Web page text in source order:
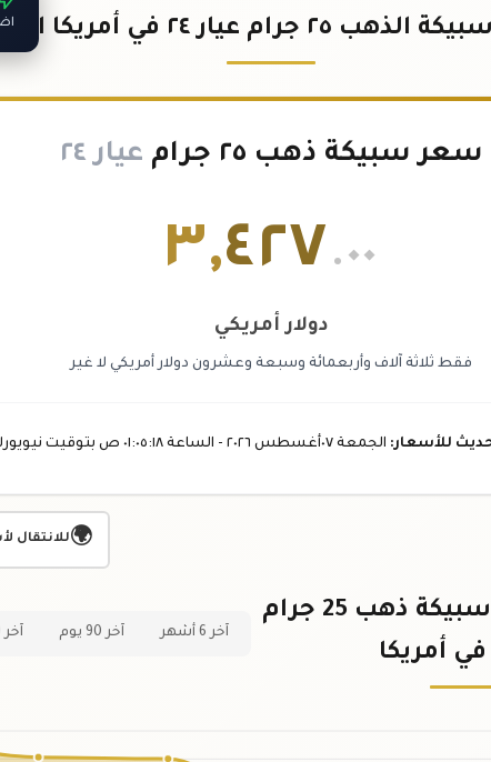
٢٥ جرام عيار ٢٤ في أمريكا اليوم
سعر سبيكة ذهب ٢٥ جرام عيار ٢٤
٣,٤٢٧ .٠٠
دولار أمريكي
فقط ثلاثة آلاف وأربعمائة وسبعة وعشرون دولار أمريكي لا غير
للأسعار: الجمعة ٠٧ أغسطس ٢٠٢٦ - الساعة :١٨ ص بتوقيت
🌍للانتقال
رسم بياني لسعر سبيكة ذهب 25 جرام
آخر 6 أشهر آخر 90 يوم آخر 30 يوم